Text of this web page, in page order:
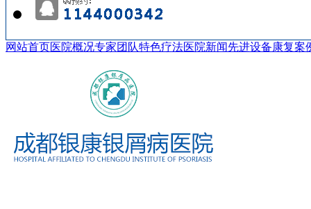
网站首页医院概况专家团队特色疗法医院新闻先进设备康复案